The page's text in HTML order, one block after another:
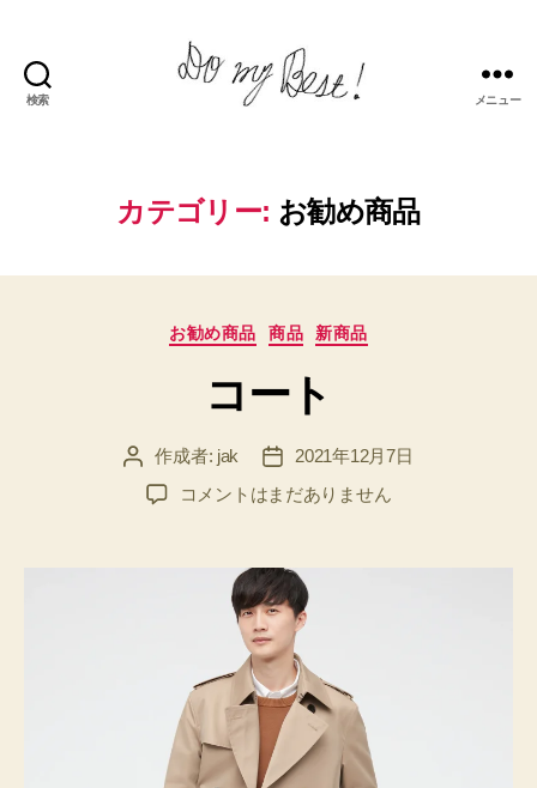
検索 メニュー
カテゴリー: お勧め商品
カ
お勧め商品 商品 新商品
コート
投
稿
作成者: jak
投
稿
日
2021年12月7日
コ
コメントはまだありません